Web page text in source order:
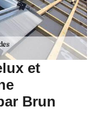
et
Brun